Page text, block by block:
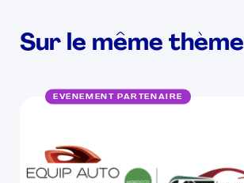
Sur le même thème
EVÉNEMENT PARTENAIRE